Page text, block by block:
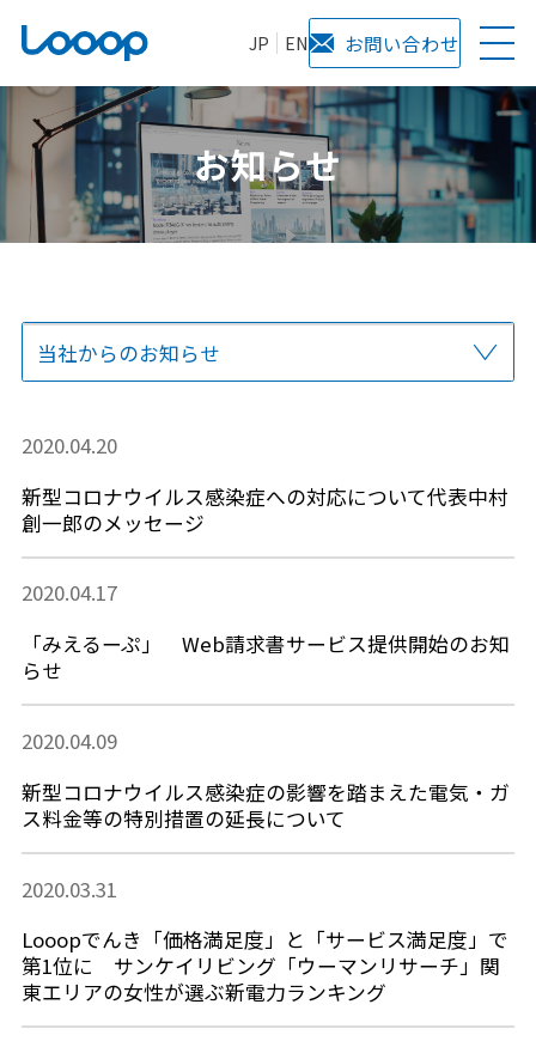
JP EN お問い合わせ
お知らせ
当社からのお知らせ
2020.04.20
新型コロナウイルス感染症への対応について代表中村
創一郎のメッセージ
2020.04.17
「みえるーぷ」 Web請求書サービス提供開始のお知
らせ
2020.04.09
新型コロナウイルス感染症の影響を踏まえた電気・ガ
ス料金等の特別措置の延長について
2020.03.31
Looopでんき「価格満足度」と「サービス満足度」で
第1位に サンケイリビング「ウーマンリサーチ」関
東エリアの女性が選ぶ新電力ランキング